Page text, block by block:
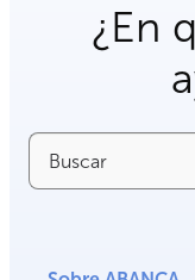
¿En
Buscar